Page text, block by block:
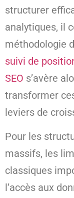
structurer
analytiques, il
méthodologie
suivi de
SEO s’avère
transformer
leviers de
Pour les
massifs, les
classiques
l’accès aux